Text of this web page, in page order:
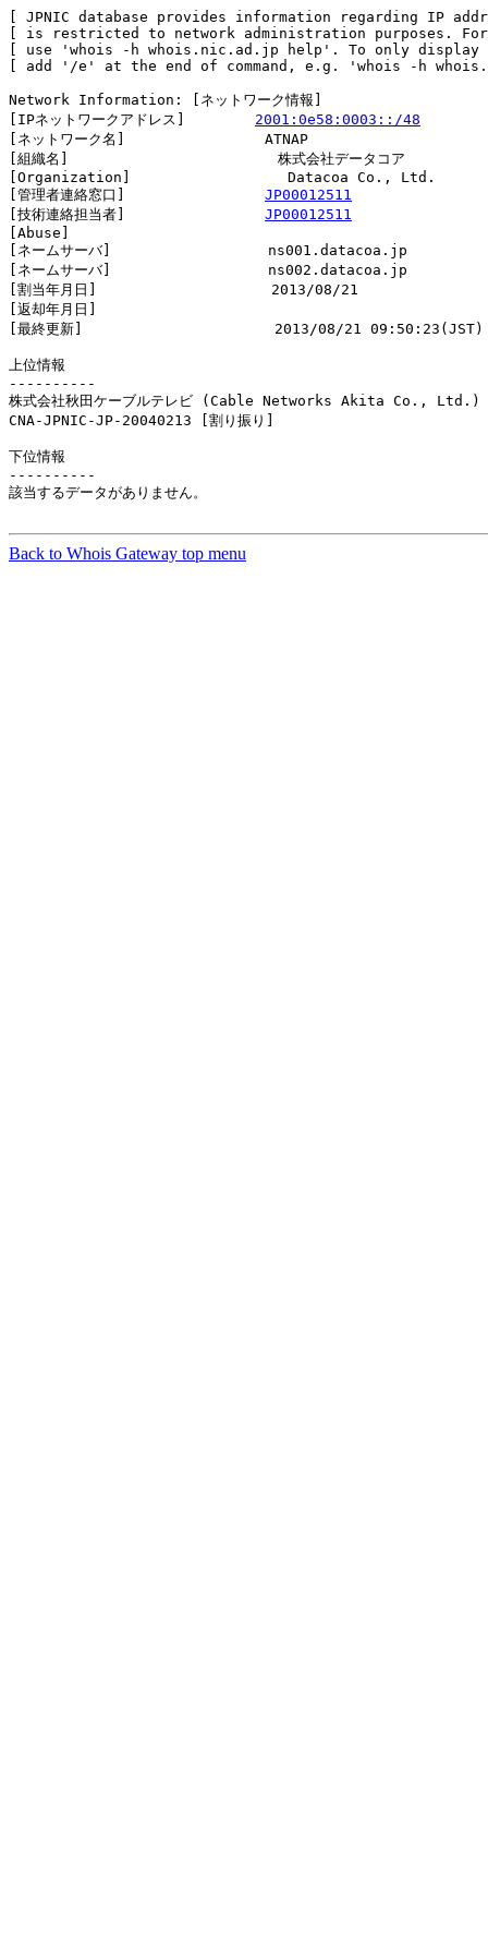
[ JPNIC database provides information regarding IP
[ is restricted to network administration purposes.
[ use 'whois -h whois.nic.ad.jp help'. To only
[ add '/e' at the end of command, e.g. 'whois -h
Network Information: [ネットワーク情報]
[IPネットワークアドレス] 2001:0e58:0003::/48
[ネットワーク名]                ATNAP
[組織名]                        株式会社データコア
[Organization]                  Datacoa Co., Ltd.
[管理者連絡窓口] JP00012511
[技術連絡担当者] JP00012511
[Abuse]
[ネームサーバ]                  ns001.datacoa.jp
[ネームサーバ]                  ns002.datacoa.jp
[割当年月日]                    2013/08/21
[返却年月日]
[最終更新]                      2013/08/21 09:50:23(JST)
上位情報
----------
株式会社秋田ケーブルテレビ (Cable Networks Akita Co., Ltd.)
CNA-JPNIC-JP-20040213 [割り
下位情報
----------
該当するデータがありません。
Back to Whois Gateway top menu